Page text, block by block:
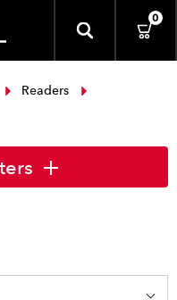
0
Readers